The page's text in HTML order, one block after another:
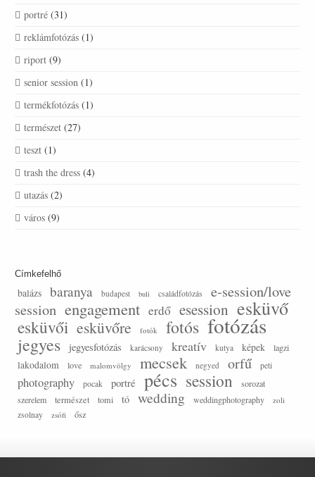
portré (31)
reklámfotózás (1)
riport (9)
senior session (1)
termékfotózás (1)
természet (27)
teszt (1)
trash the dress (4)
utazás (2)
város (9)
Címkefelhő
balázs baranya budapest buli családfotózás
e-session/love
session engagement erdő esession esküvő
esküvői esküvőre fotók fotós fotózás
jegyes jegyesfotózás karácsony kreatív kutya képek lagzi
lakodalom love malomvölgy mecsek negyed orfű peti
photography pocak portré pécs session
sorozat
szerelem
természet tomi tó wedding weddingphotography
zoli
zsolnay
zsófi ősz